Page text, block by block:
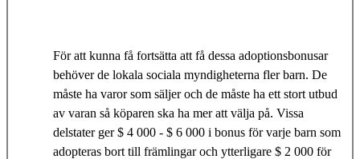
För att kunna få fortsätta att få dessa adoptionsbonusar
behöver de lokala sociala myndigheterna fler barn. De
måste ha varor som säljer och de måste ha ett stort utbud
av varan så köparen ska ha mer att välja på. Vissa
delstater ger $ 4 000 - $ 6 000 i bonus för varje barn som
adopteras bort till främlingar och ytterligare $ 2 000 för